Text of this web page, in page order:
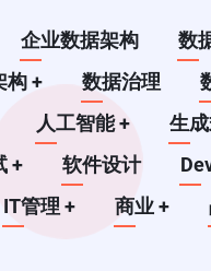
企业数据架构 数
构+ 数据治理
人工智能+ 生
+ 软件设计
IT管理+ 商业+